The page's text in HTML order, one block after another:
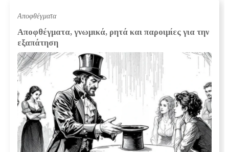
Αποφθέγματα
Αποφθέγματα, γνωμικά, ρητά και παροιμίες για την
εξαπάτηση